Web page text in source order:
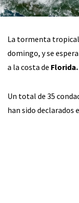
La tormenta tropical
domingo, y se
a la costa de Florida.
Un total de 35
han sido declarados